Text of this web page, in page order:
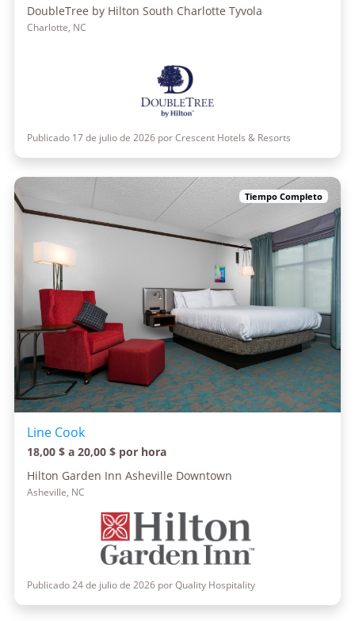
DoubleTree by Hilton South Charlotte Tyvola
Charlotte, NC
Publicado 17 de julio de 2026 por Crescent Hotels & Resorts
Tiempo Completo
Line Cook
18,00 $ a 20,00 $ por hora
Hilton Garden Inn Asheville Downtown
Asheville, NC
Publicado 24 de julio de 2026 por Quality Hospitality